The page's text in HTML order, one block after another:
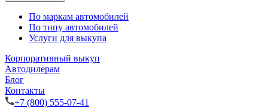
По маркам автомобилей
По типу автомобилей
Услуги для выкупа
Корпоративный выкуп
Автодилерам
Блог
Контакты
+7 (800) 555-07-41